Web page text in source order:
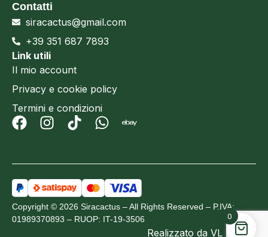
Contatti
siracactus@gmail.com
+39 351 687 7893
Link utili
Il mio account
Privacy e cookie policy
Termini e condizioni
Copyright © 2026 Siracactus – All Rights Reserved – P.IVA:
01989370893 – RUOP: IT-19-3506
Realizzato da VL Design
0